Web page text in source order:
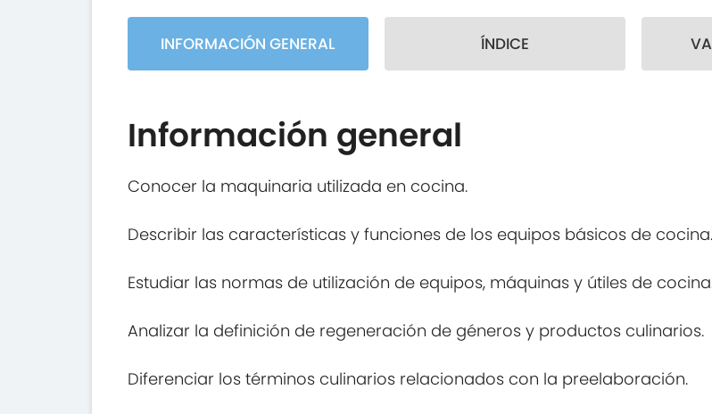
INFORMACIÓN GENERAL ÍNDICE
Información general
Conocer la maquinaria utilizada en cocina.
Describir las características y funciones de los equipos básicos de cocina.
Estudiar las normas de utilización de equipos, máquinas y útiles de
Analizar la definición de regeneración de géneros y productos culinarios.
Diferenciar los términos culinarios relacionados con la preelaboración.